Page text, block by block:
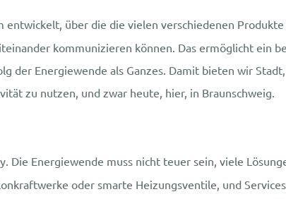
über die die vielen verschiedenen
kommunizieren können. Das ermöglicht ein
der Energiewende als Ganzes. Damit bieten wir
zu nutzen, und zwar heute, hier, in Braunschweig.
Die Energiewende muss nicht teuer sein, viele
oder smarte Heizungsventile, und